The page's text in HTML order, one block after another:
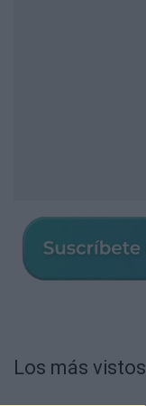
Los más vistos